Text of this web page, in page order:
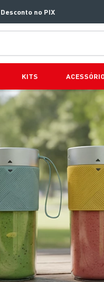
no PIX
KITS